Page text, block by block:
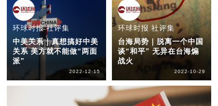
环球时报 社评集
中美关系｜真想搞好中美
关系 美方就不能做“两面
派”
2022-12-15
环球时报 社评集
台海局势｜脱离一个中国
谈“和平” 无异在台海煽
战火
2022-10-29